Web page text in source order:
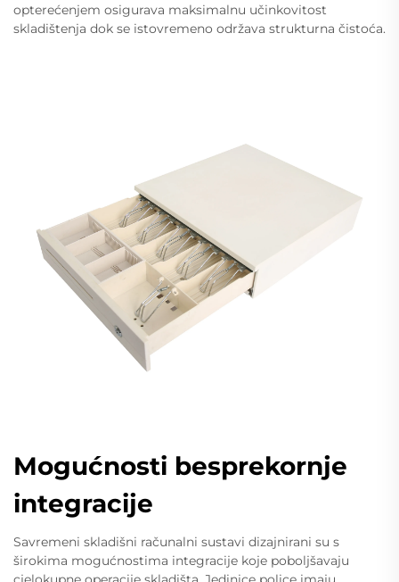
opterećenjem osigurava maksimalnu učinkovitost
skladištenja dok se istovremeno održava strukturna čistoća.
Mogućnosti besprekornje
integracije
Savremeni skladišni računalni sustavi dizajnirani su s
širokima mogućnostima integracije koje poboljšavaju